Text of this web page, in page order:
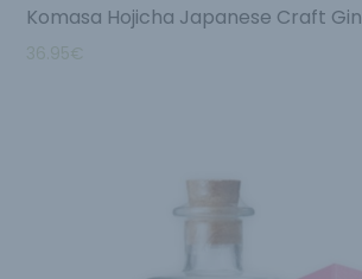
Komasa Hojicha Japanese Craft Gin
36.95€